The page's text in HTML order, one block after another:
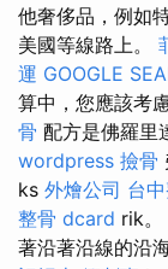
他奢侈品，例如
美國等線路上。
運 GOOGLE
算中，您應該考
骨 配方是佛羅里
wordpress 撿骨
ks 外燴公司 台
整骨 dcard rik。
著沿著沿線的沿